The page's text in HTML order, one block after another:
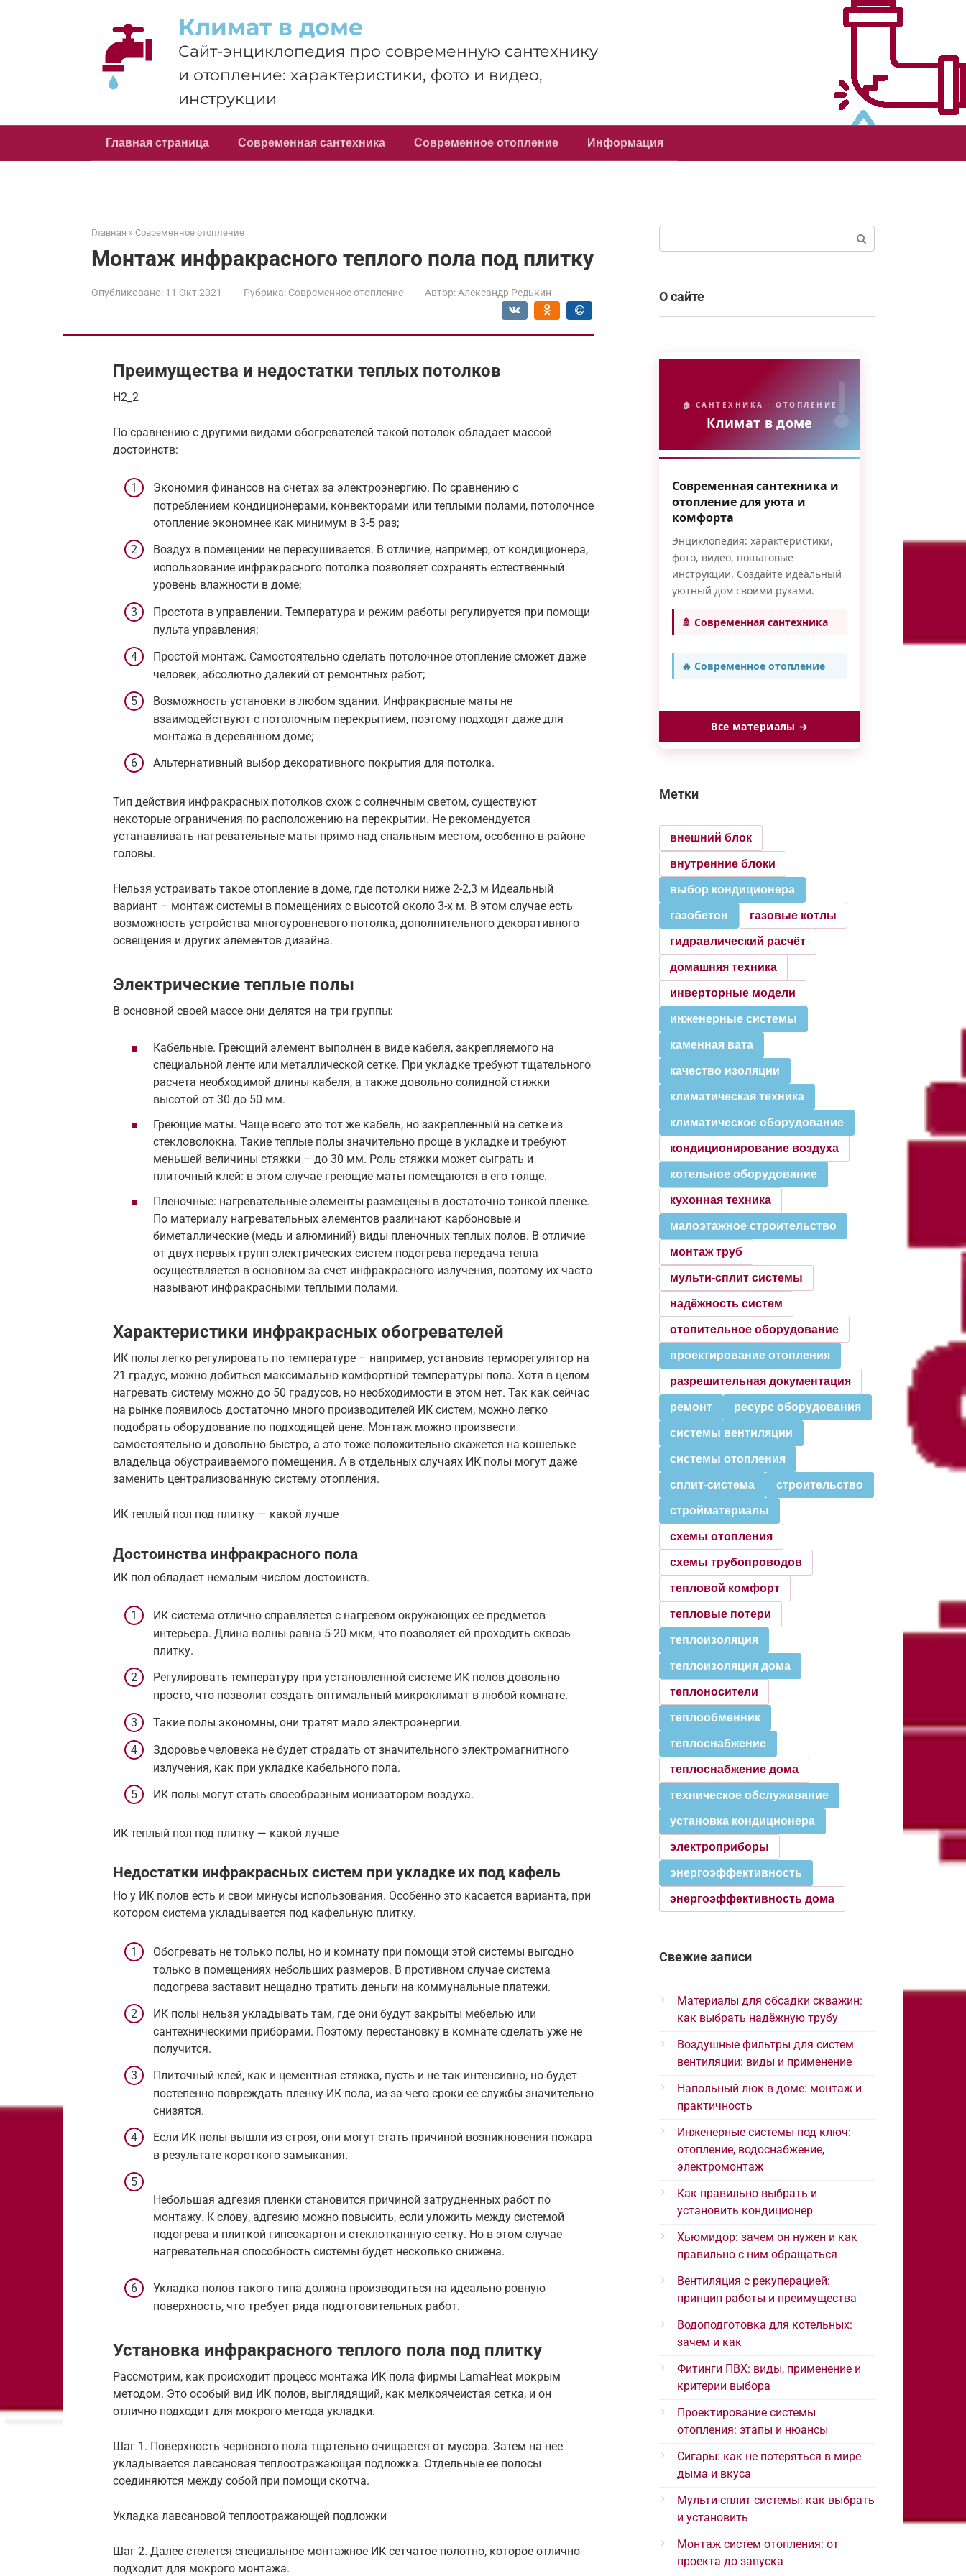
Климат в доме
Сайт-энциклопедия про современную сантехнику
и отопление: характеристики, фото и видео,
инструкции
Главная страница Современная сантехника Современное отопление Информация
Главная » Современное отопление
Монтаж инфракрасного теплого пола под плитку
Опубликовано: 11 Окт 2021 Рубрика: Современное отопление Автор: Александр Редькин
Преимущества и недостатки теплых потолков
H2_2
По сравнению с другими видами обогревателей такой потолок обладает массой
достоинств:
Экономия финансов на счетах за электроэнергию. По сравнению с
потреблением кондиционерами, конвекторами или теплыми полами, потолочное
отопление экономнее как минимум в 3-5 раз;
Воздух в помещении не пересушивается. В отличие, например, от кондиционера,
использование инфракрасного потолка позволяет сохранять естественный
уровень влажности в доме;
Простота в управлении. Температура и режим работы регулируется при помощи
пульта управления;
Простой монтаж. Самостоятельно сделать потолочное отопление сможет даже
человек, абсолютно далекий от ремонтных работ;
Возможность установки в любом здании. Инфракрасные маты не
взаимодействуют с потолочным перекрытием, поэтому подходят даже для
монтажа в деревянном доме;
Альтернативный выбор декоративного покрытия для потолка.
Тип действия инфракрасных потолков схож с солнечным светом, существуют
некоторые ограничения по расположению на перекрытии. Не рекомендуется
устанавливать нагревательные маты прямо над спальным местом, особенно в районе
головы.
Нельзя устраивать такое отопление в доме, где потолки ниже 2-2,3 м Идеальный
вариант – монтаж системы в помещениях с высотой около 3-х м. В этом случае есть
возможность устройства многоуровневого потолка, дополнительного декоративного
освещения и других элементов дизайна.
Электрические теплые полы
В основной своей массе они делятся на три группы:
Кабельные. Греющий элемент выполнен в виде кабеля, закрепляемого на
специальной ленте или металлической сетке. При укладке требуют тщательного
расчета необходимой длины кабеля, а также довольно солидной стяжки
высотой от 30 до 50 мм.
Греющие маты. Чаще всего это тот же кабель, но закрепленный на сетке из
стекловолокна. Такие теплые полы значительно проще в укладке и требуют
меньшей величины стяжки – до 30 мм. Роль стяжки может сыграть и
плиточный клей: в этом случае греющие маты помещаются в его толще.
Пленочные: нагревательные элементы размещены в достаточно тонкой пленке.
По материалу нагревательных элементов различают карбоновые и
биметаллические (медь и алюминий) виды пленочных теплых полов. В отличие
от двух первых групп электрических систем подогрева передача тепла
осуществляется в основном за счет инфракрасного излучения, поэтому их часто
называют инфракрасными теплыми полами.
Характеристики инфракрасных обогревателей
ИК полы легко регулировать по температуре – например, установив терморегулятор на
21 градус, можно добиться максимально комфортной температуры пола. Хотя в целом
нагревать систему можно до 50 градусов, но необходимости в этом нет. Так как сейчас
на рынке появилось достаточно много производителей ИК систем, можно легко
подобрать оборудование по подходящей цене. Монтаж можно произвести
самостоятельно и довольно быстро, а это тоже положительно скажется на кошельке
владельца обустраиваемого помещения. А в отдельных случаях ИК полы могут даже
заменить централизованную систему отопления.
ИК теплый пол под плитку — какой лучше
Достоинства инфракрасного пола
ИК пол обладает немалым числом достоинств.
ИК система отлично справляется с нагревом окружающих ее предметов
интерьера. Длина волны равна 5-20 мкм, что позволяет ей проходить сквозь
плитку.
Регулировать температуру при установленной системе ИК полов довольно
просто, что позволит создать оптимальный микроклимат в любой комнате.
Такие полы экономны, они тратят мало электроэнергии.
Здоровье человека не будет страдать от значительного электромагнитного
излучения, как при укладке кабельного пола.
ИК полы могут стать своеобразным ионизатором воздуха.
ИК теплый пол под плитку — какой лучше
Недостатки инфракрасных систем при укладке их под кафель
Но у ИК полов есть и свои минусы использования. Особенно это касается варианта, при
котором система укладывается под кафельную плитку.
Обогревать не только полы, но и комнату при помощи этой системы выгодно
только в помещениях небольших размеров. В противном случае система
подогрева заставит нещадно тратить деньги на коммунальные платежи.
ИК полы нельзя укладывать там, где они будут закрыты мебелью или
сантехническими приборами. Поэтому перестановку в комнате сделать уже не
получится.
Плиточный клей, как и цементная стяжка, пусть и не так интенсивно, но будет
постепенно повреждать пленку ИК пола, из-за чего сроки ее службы значительно
снизятся.
Если ИК полы вышли из строя, они могут стать причиной возникновения пожара
в результате короткого замыкания.
Небольшая адгезия пленки становится причиной затрудненных работ по
монтажу. К слову, адгезию можно повысить, если уложить между системой
подогрева и плиткой гипсокартон и стеклотканную сетку. Но в этом случае
нагревательная способность системы будет несколько снижена.
Укладка полов такого типа должна производиться на идеально ровную
поверхность, что требует ряда подготовительных работ.
Установка инфракрасного теплого пола под плитку
Рассмотрим, как происходит процесс монтажа ИК пола фирмы LamaHeat мокрым
методом. Это особый вид ИК полов, выглядящий, как мелкоячеистая сетка, и он
отлично подходит для мокрого метода укладки.
Шаг 1. Поверхность чернового пола тщательно очищается от мусора. Затем на нее
укладывается лавсановая теплоотражающая подложка. Отдельные ее полосы
соединяются между собой при помощи скотча.
Укладка лавсановой теплоотражающей подложки
Шаг 2. Далее стелется специальное монтажное ИК сетчатое полотно, которое отлично
подходит для мокрого монтажа.
О сайте
🏠 САНТЕХНИКА · ОТОПЛЕНИЕ
Климат в доме
Современная сантехника и
отопление для уюта и
комфорта
Энциклопедия: характеристики,
фото, видео, пошаговые
инструкции. Создайте идеальный
уютный дом своими руками.
🚿 Современная сантехника
🔥 Современное отопление
Все материалы →
Метки
внешний блок
внутренние блоки
выбор кондиционера
газобетон газовые котлы
гидравлический расчёт
домашняя техника
инверторные модели
инженерные системы
каменная вата
качество изоляции
климатическая техника
климатическое оборудование
кондиционирование воздуха
котельное оборудование
кухонная техника
малоэтажное строительство
монтаж труб
мульти-сплит системы
надёжность систем
отопительное оборудование
проектирование отопления
разрешительная документация
ремонт ресурс оборудования
системы вентиляции
системы отопления
сплит-система строительство
стройматериалы
схемы отопления
схемы трубопроводов
тепловой комфорт
тепловые потери
теплоизоляция
теплоизоляция дома
теплоносители
теплообменник
теплоснабжение
теплоснабжение дома
техническое обслуживание
установка кондиционера
электроприборы
энергоэффективность
энергоэффективность дома
Свежие записи
Материалы для обсадки скважин:
как выбрать надёжную трубу
Воздушные фильтры для систем
вентиляции: виды и применение
Напольный люк в доме: монтаж и
практичность
Инженерные системы под ключ:
отопление, водоснабжение,
электромонтаж
Как правильно выбрать и
установить кондиционер
Хьюмидор: зачем он нужен и как
правильно с ним обращаться
Вентиляция с рекуперацией:
принцип работы и преимущества
Водоподготовка для котельных:
зачем и как
Фитинги ПВХ: виды, применение и
критерии выбора
Проектирование системы
отопления: этапы и нюансы
Сигары: как не потеряться в мире
дыма и вкуса
Мульти-сплит системы: как выбрать
и установить
Монтаж систем отопления: от
проекта до запуска